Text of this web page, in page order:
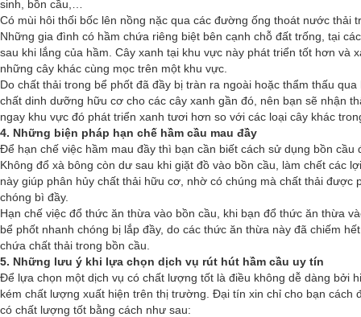
sinh, bồn cầu,…
Có mùi hôi thối bốc lên nồng nặc qua các đường ống thoát nước thải
Những gia đình có hầm chứa riêng biệt bên cạnh chỗ đất trống, tại
sau khi lắng của hầm. Cây xanh tại khu vực này phát triển tốt hơn và
những cây khác cùng mọc trên một khu vực.
Do chất thải trong bể phốt đã đầy bị tràn ra ngoài hoặc thẩm thấu
chất dinh dưỡng hữu cơ cho các cây xanh gần đó, nên bạn sẽ nhận
ngay khu vực đó phát triển xanh tươi hơn so với các loại cây khác
4. Những biện pháp hạn chế hầm cầu mau đầy
Để hạn chế việc hầm mau đầy thì bạn cần biết cách sử dụng bồn cầu
Không đổ xà bông còn dư sau khi giặt đồ vào bồn cầu, làm chết các
này giúp phân hủy chất thải hữu cơ, nhờ có chúng mà chất thải được
chóng bì đầy.
Hạn chế việc đổ thức ăn thừa vào bồn cầu, khi bạn đổ thức ăn thừa
bể phốt nhanh chóng bị lắp đầy, do các thức ăn thừa này đã chiếm
chứa chất thải trong bồn cầu.
5. Những lưu ý khi lựa chọn dịch vụ rút hút hầm cầu uy tín
Để lựa chọn một dịch vụ có chất lượng tốt là điều không dễ dàng bởi
kém chất lượng xuất hiện trên thị trường. Đại tín xin chỉ cho bạn cách
có chất lượng tốt bằng cách như sau: